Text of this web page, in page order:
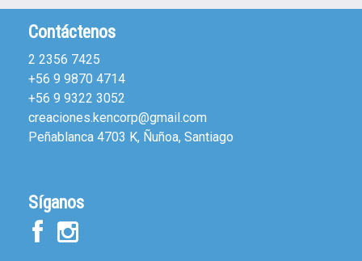
Contáctenos
2 2356 7425
+56 9 9870 4714
+56 9 9322 3052
creaciones.kencorp@gmail.com
Peñablanca 4703 K, Ñuñoa, Santiago
Síganos